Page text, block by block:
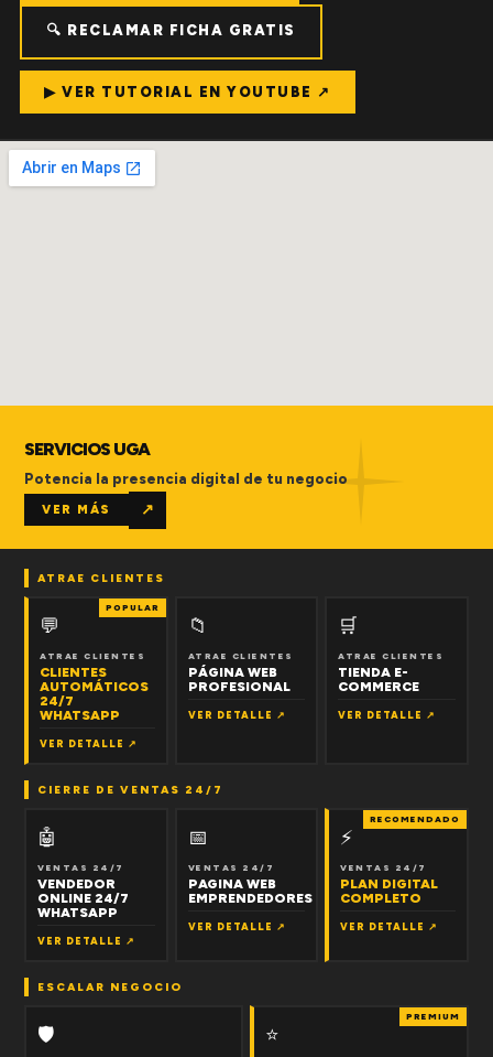
🔍 RECLAMAR FICHA GRATIS
▶ VER TUTORIAL EN YOUTUBE ↗
SERVICIOS UGA
Potencia la presencia digital de tu negocio
VER MÁS ↗
ATRAE CLIENTES
POPULAR
💬
ATRAE CLIENTES
CLIENTES
AUTOMÁTICOS
24/7
WHATSAPP
VER DETALLE ↗
📁
ATRAE CLIENTES
PÁGINA WEB
PROFESIONAL
VER DETALLE ↗
🛒
ATRAE CLIENTES
TIENDA E-
COMMERCE
VER DETALLE ↗
CIERRE DE VENTAS 24/7
🤖
VENTAS 24/7
VENDEDOR
ONLINE 24/7
WHATSAPP
VER DETALLE ↗
📅
VENTAS 24/7
PAGINA WEB
EMPRENDEDORES
VER DETALLE ↗
RECOMENDADO
⚡
VENTAS 24/7
PLAN DIGITAL
COMPLETO
VER DETALLE ↗
ESCALAR NEGOCIO
🛡
PREMIUM
⭐